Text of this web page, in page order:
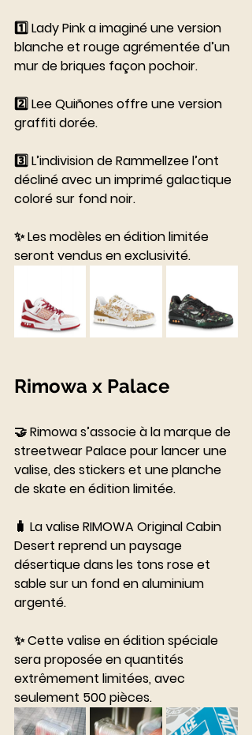
1️⃣ Lady Pink a imaginé une version
blanche et rouge agrémentée d’un
mur de briques façon pochoir.
2️⃣ Lee Quiñones offre une version
graffiti dorée.
3️⃣ L’indivision de Rammellzee l’ont
décliné avec un imprimé galactique
coloré sur fond noir.
✨ Les modèles en édition limitée
seront vendus en exclusivité.
Rimowa x Palace
🤝 Rimowa s’associe à la marque de
streetwear Palace pour lancer une
valise, des stickers et une planche
de skate en édition limitée.
🧳 La valise RIMOWA Original Cabin
Desert reprend un paysage
désertique dans les tons rose et
sable sur un fond en aluminium
argenté.
✨ Cette valise en édition spéciale
sera proposée en quantités
extrêmement limitées, avec
seulement 500 pièces.